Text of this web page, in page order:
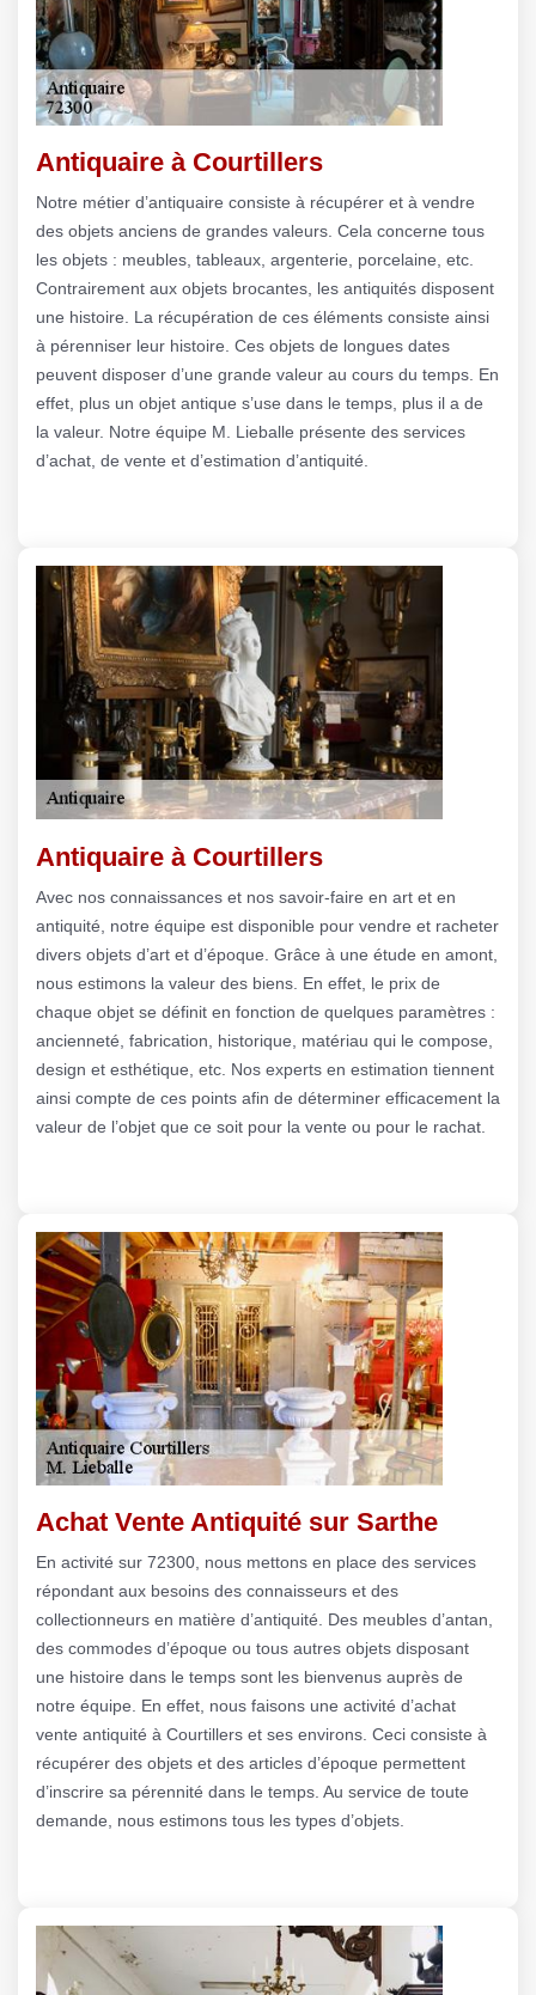
Antiquaire à Courtillers
Notre métier d’antiquaire consiste à récupérer et à vendre
des objets anciens de grandes valeurs. Cela concerne tous
les objets : meubles, tableaux, argenterie, porcelaine, etc.
Contrairement aux objets brocantes, les antiquités disposent
une histoire. La récupération de ces éléments consiste ainsi
à pérenniser leur histoire. Ces objets de longues dates
peuvent disposer d’une grande valeur au cours du temps. En
effet, plus un objet antique s’use dans le temps, plus il a de
la valeur. Notre équipe M. Lieballe présente des services
d’achat, de vente et d’estimation d’antiquité.
Antiquaire à Courtillers
Avec nos connaissances et nos savoir-faire en art et en
antiquité, notre équipe est disponible pour vendre et racheter
divers objets d’art et d’époque. Grâce à une étude en amont,
nous estimons la valeur des biens. En effet, le prix de
chaque objet se définit en fonction de quelques paramètres :
ancienneté, fabrication, historique, matériau qui le compose,
design et esthétique, etc. Nos experts en estimation tiennent
ainsi compte de ces points afin de déterminer efficacement la
valeur de l’objet que ce soit pour la vente ou pour le rachat.
Achat Vente Antiquité sur Sarthe
En activité sur 72300, nous mettons en place des services
répondant aux besoins des connaisseurs et des
collectionneurs en matière d’antiquité. Des meubles d’antan,
des commodes d’époque ou tous autres objets disposant
une histoire dans le temps sont les bienvenus auprès de
notre équipe. En effet, nous faisons une activité d’achat
vente antiquité à Courtillers et ses environs. Ceci consiste à
récupérer des objets et des articles d’époque permettent
d’inscrire sa pérennité dans le temps. Au service de toute
demande, nous estimons tous les types d’objets.